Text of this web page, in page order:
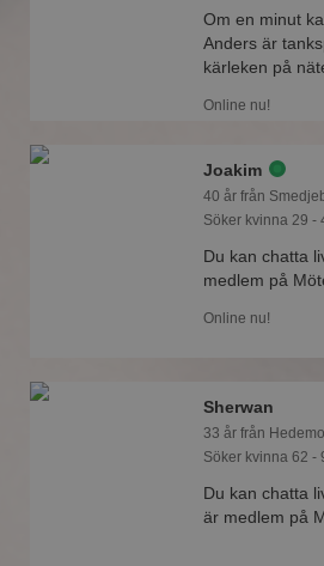
Om en minut
Anders är
kärleken på
Online nu!
Joakim
40 år från
Söker kvinna 29 -
Du kan chatta
medlem på
Online nu!
Sherwan
33 år från
Söker kvinna 62 -
Du kan chatta
är medlem på